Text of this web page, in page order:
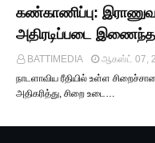
கண்காணிப்பு:
அதிரடிப்படை இணைந்த
BATTIMEDIA
ஆகஸ்ட் 07,
நாடளாவிய ரீதியில் உள்ள
அதிகரித்து, சிறை உடை…